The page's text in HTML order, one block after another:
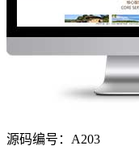
源码编号：A203